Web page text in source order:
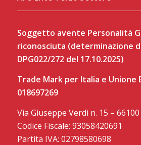
Soggetto avente Personalità
riconosciuta (determinazione
DPG022/272 del 17.10.2025)
Trade Mark per Italia e Unione
018697269
Via Giuseppe Verdi n. 15 –
Codice Fiscale: 93058420691
Partita IVA: 02798580698